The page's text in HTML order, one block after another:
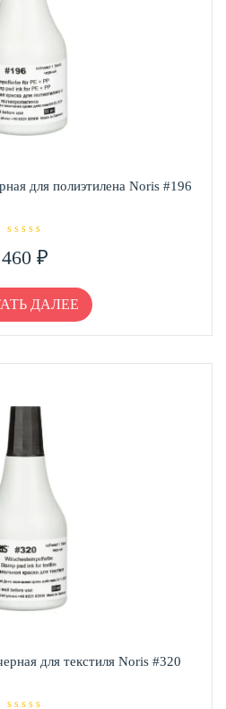
для полиэтилена Noris #196
ц
е
к
а
0
и
460 ₽
ДАЛЕЕ
для текстиля Noris #320